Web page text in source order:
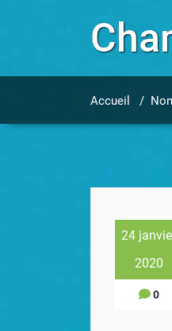
Accueil /
24
2020
0